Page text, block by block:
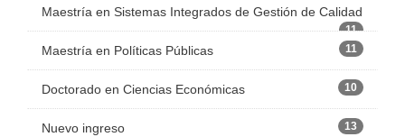
Maestría en Sistemas Integrados de Gestión de Calidad
11
Maestría en Políticas Públicas 11
Doctorado en Ciencias Económicas 10
Nuevo ingreso 13